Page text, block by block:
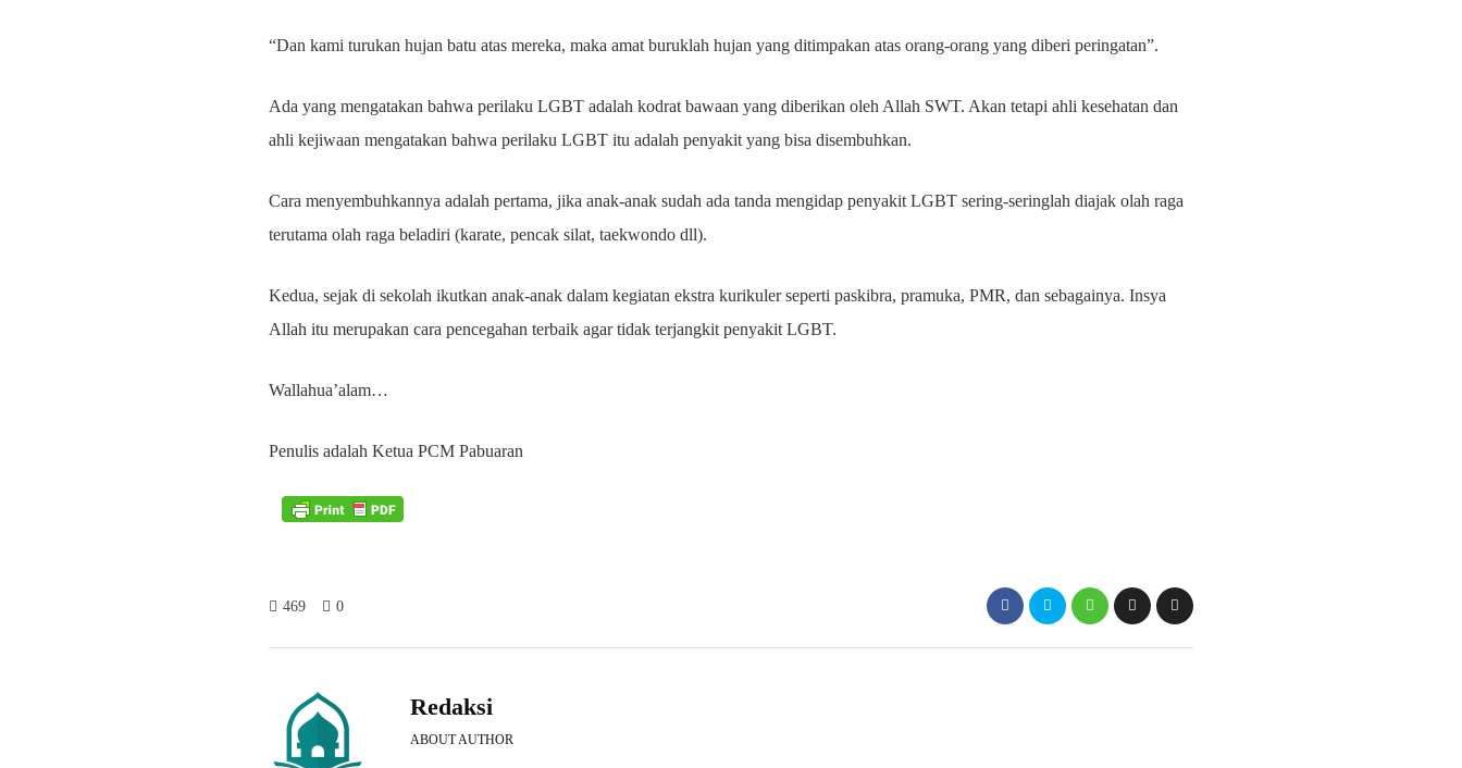
“Dan kami turukan hujan batu atas mereka, maka amat buruklah hujan yang ditimpakan atas orang-orang yang diberi peringatan”.
Ada yang mengatakan bahwa perilaku LGBT adalah kodrat bawaan yang diberikan oleh Allah SWT. Akan tetapi ahli kesehatan dan
ahli kejiwaan mengatakan bahwa perilaku LGBT itu adalah penyakit yang bisa disembuhkan.
Cara menyembuhkannya adalah pertama, jika anak-anak sudah ada tanda mengidap penyakit LGBT sering-seringlah diajak olah raga
terutama olah raga beladiri (karate, pencak silat, taekwondo dll).
Kedua, sejak di sekolah ikutkan anak-anak dalam kegiatan ekstra kurikuler seperti paskibra, pramuka, PMR, dan sebagainya. Insya
Allah itu merupakan cara pencegahan terbaik agar tidak terjangkit penyakit LGBT.
Wallahua’alam…
Penulis adalah Ketua PCM Pabuaran
469 0
Redaksi
ABOUT AUTHOR